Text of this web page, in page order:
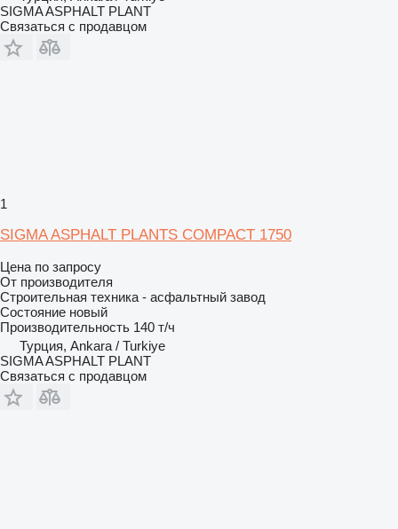
SIGMA ASPHALT PLANT
Связаться с продавцом
1
SIGMA ASPHALT PLANTS COMPACT 1750
Цена по запросу
От производителя
Строительная техника - асфальтный завод
Состояние новый
Производительность 140 т/ч
Турция, Ankara / Turkiye
SIGMA ASPHALT PLANT
Связаться с продавцом